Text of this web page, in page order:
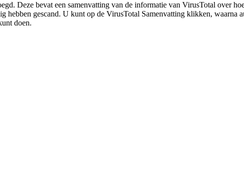
. Deze bevat een samenvatting van de informatie van VirusTotal over
hebben gescand. U kunt op de VirusTotal Samenvatting klikken, waarna
doen.